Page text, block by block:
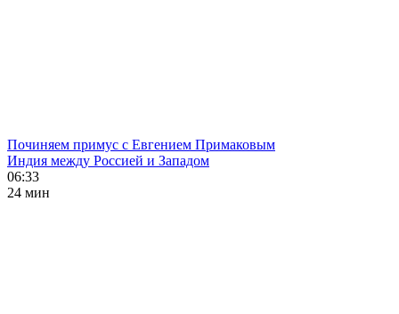
Починяем примус с Евгением Примаковым
Индия между Россией и Западом
06:33
24 мин